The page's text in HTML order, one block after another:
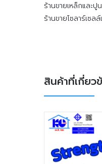
ร้านขายเหล็กและ
ร้านขายโซลาร์เซ
สินค้าที่เกี่ยว